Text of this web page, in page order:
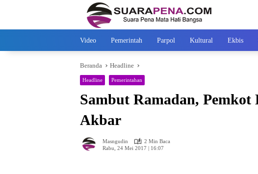
Video Pemerintah Parpol Kultural Ekbis
Beranda Headline
Headline Pemerintahan
Sambut Ramadan, Pemkot
Akbar
Masngudin
2 Min Baca
Rabu, 24 Mei 2017 | 16:07